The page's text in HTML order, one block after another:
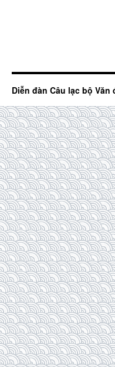
Diễn đàn Câu lạc bộ